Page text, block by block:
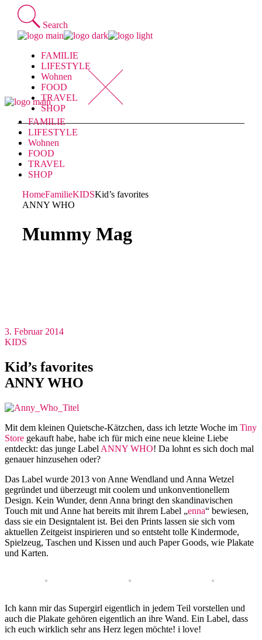
Skip
content
Search
FAMILIE
LIFESTYLE
Wohnen
FOOD
TRAVEL
SHOP
FAMILIE
LIFESTYLE
Wohnen
FOOD
TRAVEL
SHOP
HomeFamilieKIDSKid’s favorites
ANNY WHO
Mummy Mag
3. Februar 2014
KIDS
Kid’s favorites
ANNY WHO
Mit dem kleinen Quietsche-Kätzchen, dass ich letzte Woche im Tiny
Store gekauft habe, habe ich für mich eine neue kleine Liebe
entdeckt: das junge Label ANNY WHO! Da lohnt es sich doch mal
genauer hinzusehen oder?
Das Label wurde 2013 von Anne Wendland und Anna Wetzel
gegründet und überzeugt mit coolem und unkonventionellem
Design. Kein Wunder, denn Anna bringt den skandinavischen
Touch mit und Anne hat bereits mit ihrem Label „enna“ bewiesen,
dass sie ein Designtalent ist. Bei den Prints lassen sie sich vom
aktuellen Zeitgeist inspirieren und so entsteht tolle Kindermode,
Spielzeug, Taschen und Kissen und auch Paper Goods, wie Plakate
und Karten.
Ich kann mir das Supergirl eigentlich in jedem Teil vorstellen und
auch die Plakate gehören eigentlich an ihre Wand. Ein Label, dass
ich euch wirklich sehr ans Herz legen möchte! i love!